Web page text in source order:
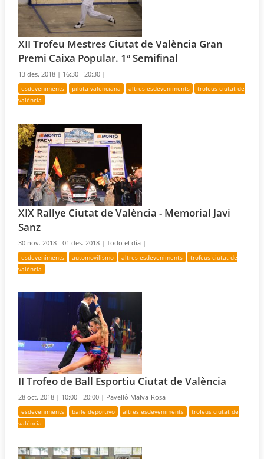
XII Trofeu Mestres Ciutat de València Gran
Premi Caixa Popular. 1ª Semifinal
13 des. 2018 | 16:30 - 20:30 |
esdeveniments pilota valenciana altres esdeveniments
trofeus ciutat de
valència
XIX Rallye Ciutat de València - Memorial Javi
Sanz
30 nov. 2018 - 01 des. 2018 |Todo el día |
esdeveniments automovilismo altres esdeveniments
trofeus ciutat de
valència
II Trofeo de Ball Esportiu Ciutat de València
28 oct. 2018 | 10:00 - 20:00 | Pavelló Malva-Rosa
esdeveniments baile deportivo altres esdeveniments
trofeus ciutat de
valència